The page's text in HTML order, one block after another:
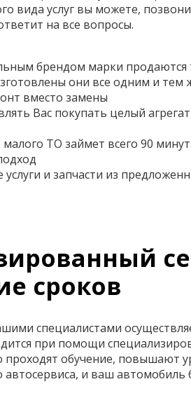
вида услуг вы можете,
на все вопросы.
брендом марки продаются
они все одним и тем
вместо замены
Вас покупать целый
ТО займет всего 90 минут.
и запчасти из
сроков
специалистами
при помощи
обучение, повышают
и ваш